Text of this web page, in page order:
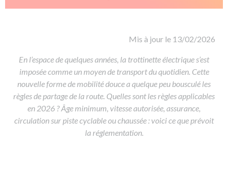
Formations pro.
Formation CACES
Devenir enseignant de la conduite
Mis à jour le 13/02/2026
En l’espace de quelques années, la trottinette électrique s’est
imposée comme un moyen de transport du quotidien. Cette
nouvelle forme de mobilité douce a quelque peu bousculé les
règles de partage de la route. Quelles sont les règles applicables
en 2026 ? Âge minimum, vitesse autorisée, assurance,
circulation sur piste cyclable ou chaussée : voici ce que prévoit
la réglementation.